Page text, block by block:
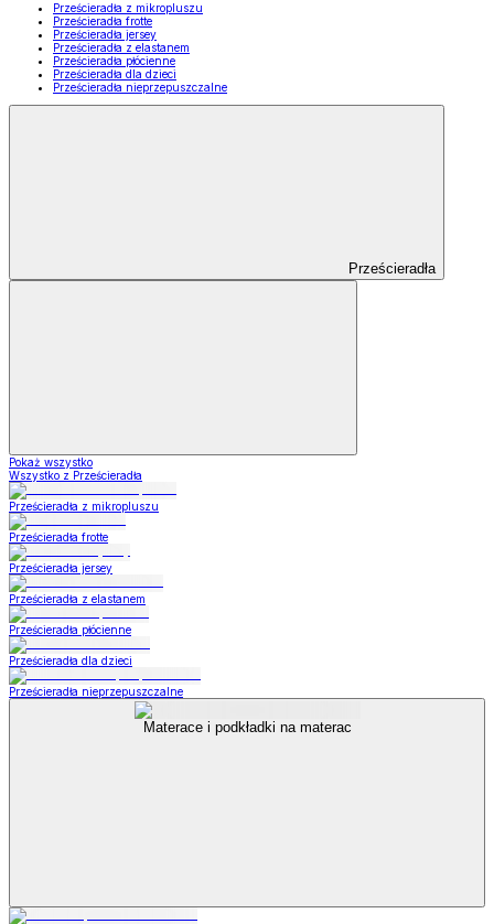
Prześcieradła z mikropluszu
Prześcieradła frotte
Prześcieradła jersey
Prześcieradła z elastanem
Prześcieradła płócienne
Prześcieradła dla dzieci
Prześcieradła nieprzepuszczalne
Prześcieradła
Pokaż wszystko
Wszystko z Prześcieradła
Prześcieradła z mikropluszu
Prześcieradła frotte
Prześcieradła jersey
Prześcieradła z elastanem
Prześcieradła płócienne
Prześcieradła dla dzieci
Prześcieradła nieprzepuszczalne
Materace i podkładki na materac